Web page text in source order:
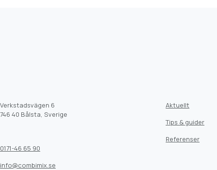
Verkstadsvägen 6
746 40 Bålsta, Sverige
0171-46 65 90
info@combimix.se
Aktuellt
Tips & guider
Referenser